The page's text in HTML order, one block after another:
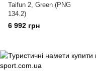
Taifun 2, Green (PNG
134.2)
6 992 грн